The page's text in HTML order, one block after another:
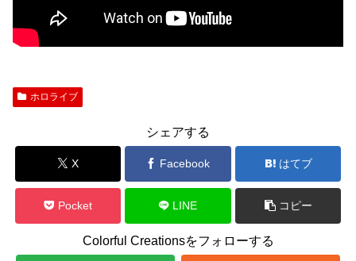
ホロライブ
シェアする
X Facebook はてブ
Pocket LINE コピー
Colorful Creationsをフォローする